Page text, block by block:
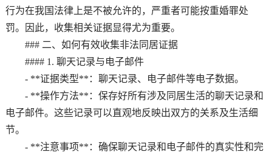
行为在我国法律上是不被允许的，严重者可能按重婚罪处
罚。因此，收集相关证据显得尤为重要。
### 二、如何有效收集非法同居证据
#### 1. 聊天记录与电子邮件
- **证据类型**：聊天记录、电子邮件等电子数据。
- **操作方法**：保存好所有涉及同居生活的聊天记录和
电子邮件。这些记录可以直观地反映出双方的关系及生活细
节。
- **注意事项**：确保聊天记录和电子邮件的真实性和完